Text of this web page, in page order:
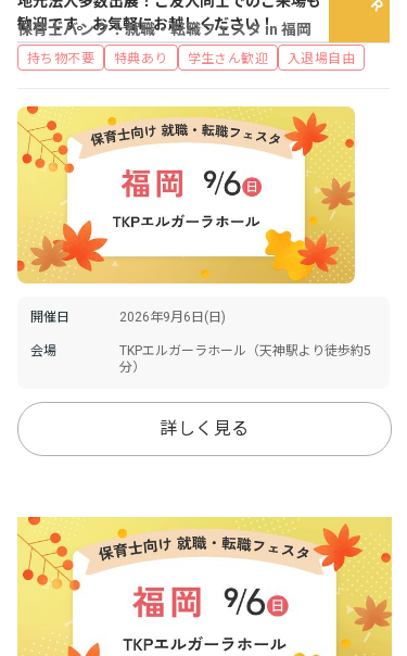
保育士バンク！就職・転職フェスタ in 福岡
歓迎です。お気軽にお越しください！
持ち物不要 特典あり 学生さん歓迎 入退場自由
開催日 2026年9月6日(日)
会場
TKPエルガーラホール（天神駅より徒歩約5
分）
詳しく見る